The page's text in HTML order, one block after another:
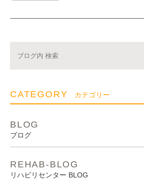
CATEGORY カテゴリー
BLOG
ブログ
REHAB-BLOG
リハビリセンター BLOG